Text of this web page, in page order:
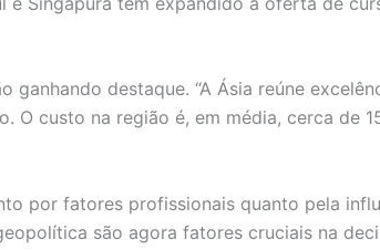
destaque. “A Ásia reúne
O custo na região é, em média, cerca de
por fatores profissionais quanto pela
são agora fatores cruciais na